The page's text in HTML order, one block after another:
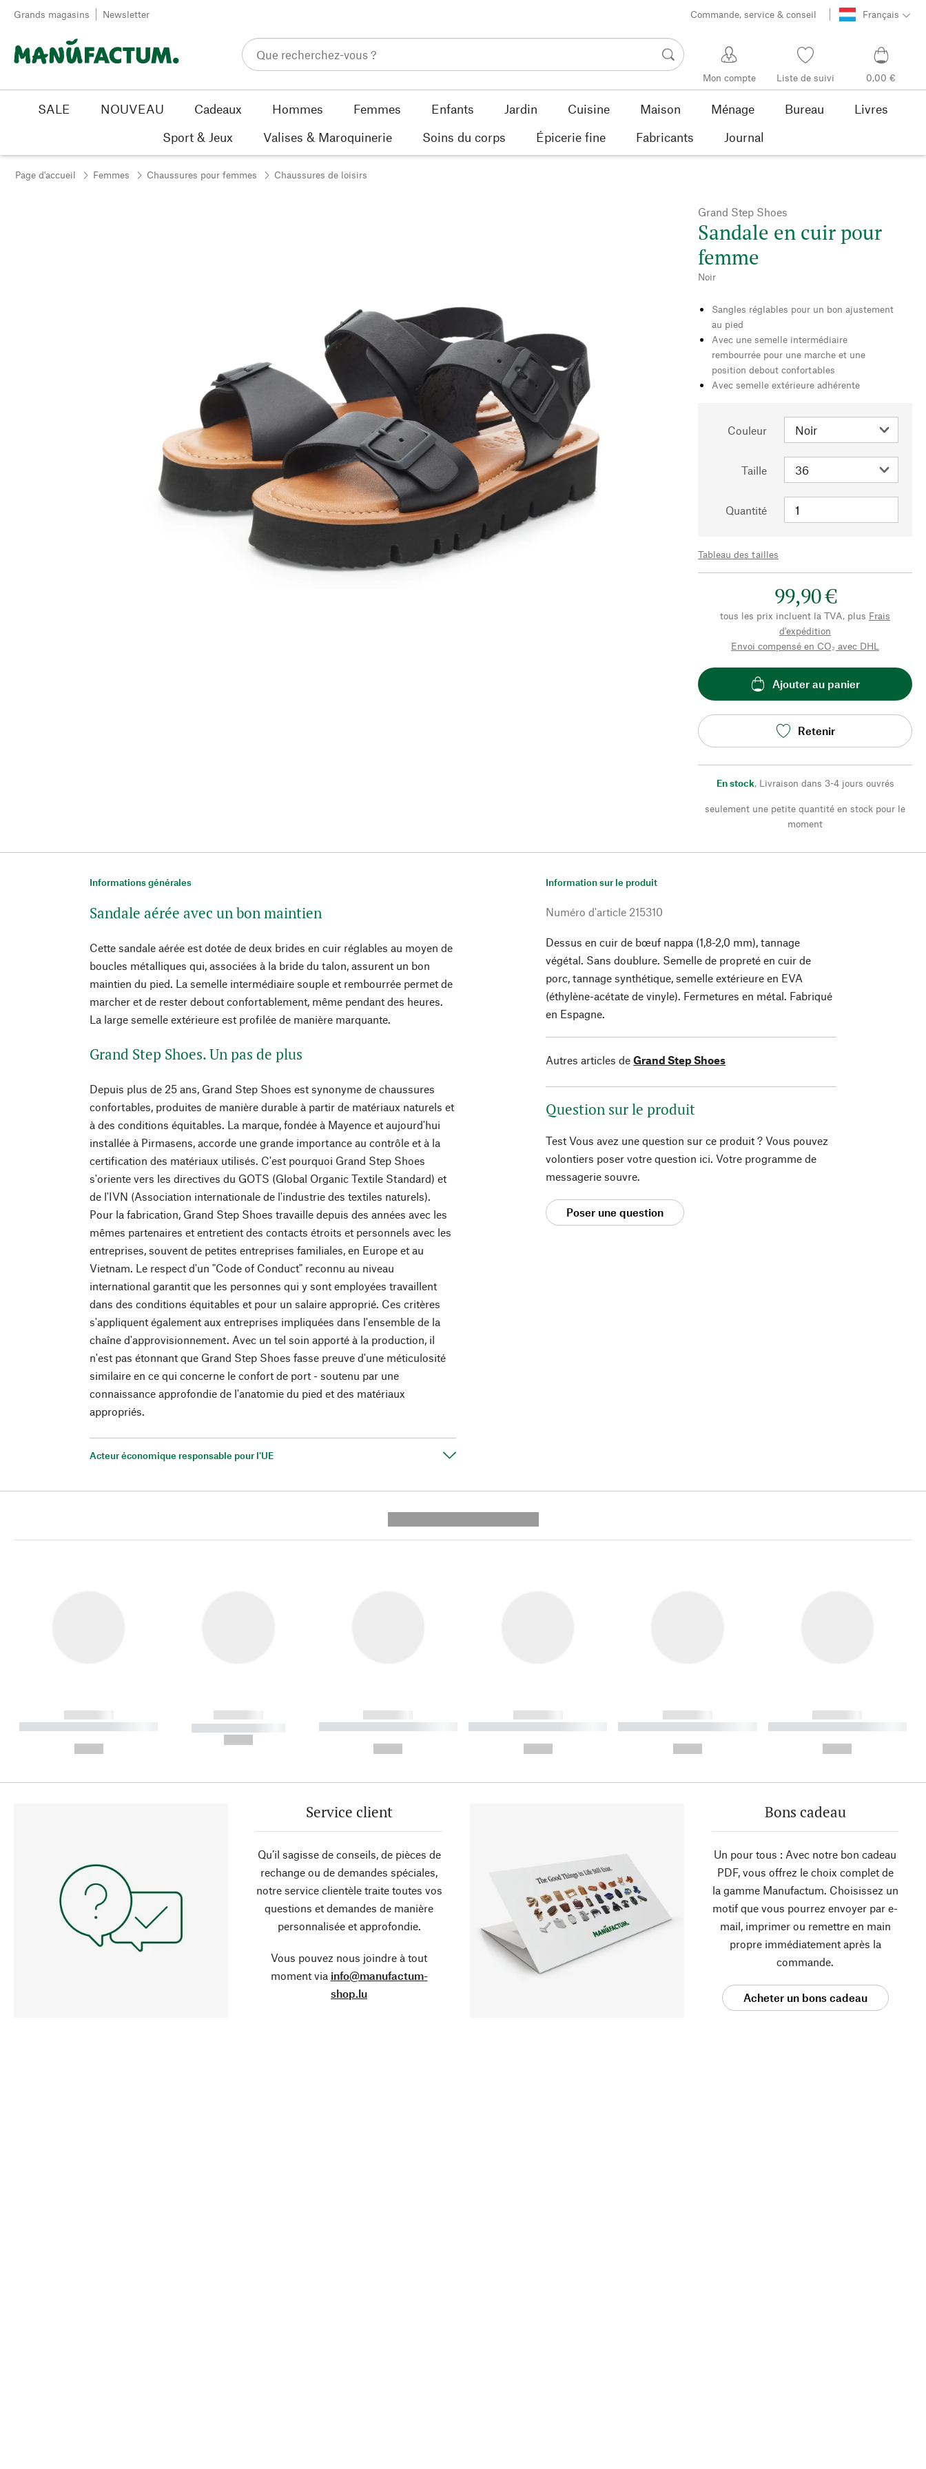
Passer au contenu
Grands magasins Newsletter Commande, service & conseil Français
Mon compte Liste de suivi 0,00 €
SALE NOUVEAU Cadeaux Hommes Femmes Enfants Jardin Cuisine Maison Ménage Bureau
Livres
Sport & Jeux
Valises & Maroquinerie Soins du corps Épicerie fine Fabricants Journal
Page d'accueil Femmes Chaussures pour femmes Chaussures de loisirs
Grand Step Shoes
Sandale en cuir pour
femme
Noir
Sangles réglables pour un bon ajustement
au pied
Avec une semelle intermédiaire
rembourrée pour une marche et une
position debout confortables
Avec semelle extérieure adhérente
Couleur
Taille
Quantité
Tableau des tailles
99,90 €
tous les prix incluent la TVA, plus Frais
d'expédition
Envoi compensé en CO₂ avec DHL
Ajouter au panier
Retenir
En stock, Livraison dans 3-4 jours ouvrés
seulement une petite quantité en stock pour le
moment
Informations générales
Sandale aérée avec un bon maintien
Cette sandale aérée est dotée de deux brides en cuir réglables au moyen de
boucles métalliques qui, associées à la bride du talon, assurent un bon
maintien du pied. La semelle intermédiaire souple et rembourrée permet de
marcher et de rester debout confortablement, même pendant des heures.
La large semelle extérieure est profilée de manière marquante.
Grand Step Shoes. Un pas de plus
Depuis plus de 25 ans, Grand Step Shoes est synonyme de chaussures
confortables, produites de manière durable à partir de matériaux naturels et
à des conditions équitables. La marque, fondée à Mayence et aujourd'hui
installée à Pirmasens, accorde une grande importance au contrôle et à la
certification des matériaux utilisés. C'est pourquoi Grand Step Shoes
s'oriente vers les directives du GOTS (Global Organic Textile Standard) et
de l'IVN (Association internationale de l'industrie des textiles naturels).
Pour la fabrication, Grand Step Shoes travaille depuis des années avec les
mêmes partenaires et entretient des contacts étroits et personnels avec les
entreprises, souvent de petites entreprises familiales, en Europe et au
Vietnam. Le respect d'un "Code of Conduct" reconnu au niveau
international garantit que les personnes qui y sont employées travaillent
dans des conditions équitables et pour un salaire approprié. Ces critères
s'appliquent également aux entreprises impliquées dans l'ensemble de la
chaîne d'approvisionnement. Avec un tel soin apporté à la production, il
n'est pas étonnant que Grand Step Shoes fasse preuve d'une méticulosité
similaire en ce qui concerne le confort de port - soutenu par une
connaissance approfondie de l'anatomie du pied et des matériaux
appropriés.
Acteur économique responsable pour l'UE
Information sur le produit
Numéro d'article 215310
Dessus en cuir de bœuf nappa (1,8-2,0 mm), tannage
végétal. Sans doublure. Semelle de propreté en cuir de
porc, tannage synthétique, semelle extérieure en EVA
(éthylène-acétate de vinyle). Fermetures en métal. Fabriqué
en Espagne.
Autres articles de Grand Step Shoes
Question sur le produit
Test Vous avez une question sur ce produit ? Vous pouvez
volontiers poser votre question ici. Votre programme de
messagerie souvre.
Poser une question
------------
----------- ----------- ----------
------------
----------- -----------
------------
----------- ----------- ----------
------------
----------- ----------- ----------
------------
----------- ----------- ----------
------------
----------- ----------- ----------
Service client
Qu’il sagisse de conseils, de pièces de
rechange ou de demandes spéciales,
notre service clientèle traite toutes vos
questions et demandes de manière
personnalisée et approfondie.
Vous pouvez nous joindre à tout
moment via info@manufactum-
shop.lu
Bons cadeau
Un pour tous : Avec notre bon cadeau
PDF, vous offrez le choix complet de
la gamme Manufactum. Choisissez un
motif que vous pourrez envoyer par e-
mail, imprimer ou remettre en main
propre immédiatement après la
commande.
Acheter un bons cadeau